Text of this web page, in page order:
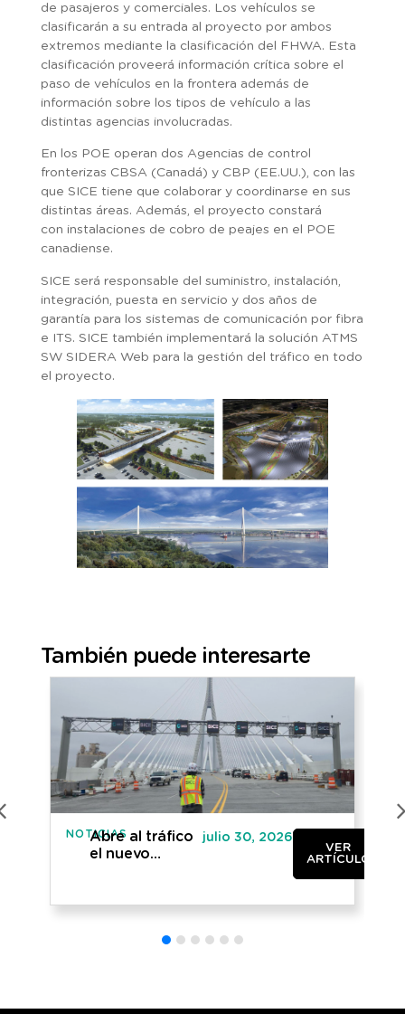
de pasajeros y comerciales. Los vehículos se
clasificarán a su entrada al proyecto por ambos
extremos mediante la clasificación del FHWA. Esta
clasificación proveerá información crítica sobre el
paso de vehículos en la frontera además de
información sobre los tipos de vehículo a las
distintas agencias involucradas.
En los POE operan dos Agencias de control
fronterizas CBSA (Canadá) y CBP (EE.UU.), con las
que SICE tiene que colaborar y coordinarse en sus
distintas áreas. Además, el proyecto constará
con instalaciones de cobro de peajes en el POE
canadiense.
SICE será responsable del suministro, instalación,
integración, puesta en servicio y dos años de
garantía para los sistemas de comunicación por fibra
e ITS. SICE también implementará la solución ATMS
SW SIDERA Web para la gestión del tráfico en todo
el proyecto.
También puede interesarte
NOTICIAS
Abre al tráfico
el nuevo
entre Canadá y
julio 30, 2026
VER
ARTÍCULO